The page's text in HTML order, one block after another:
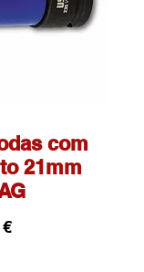
com
21mm
Preço